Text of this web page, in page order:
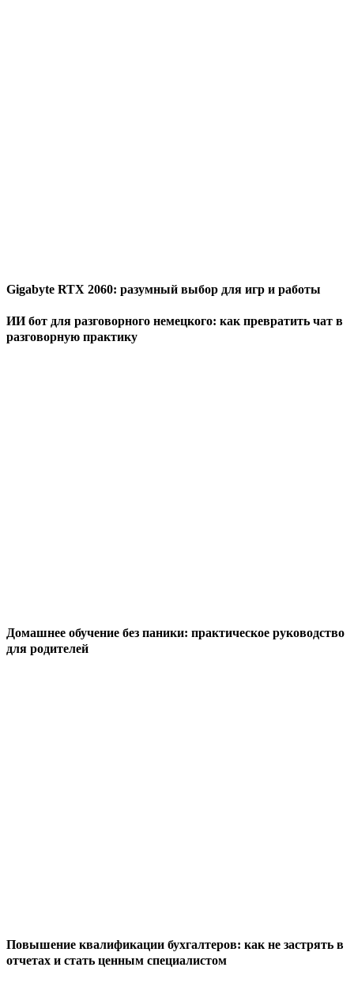
Gigabyte RTX 2060: разумный выбор для игр и работы
ИИ бот для разговорного немецкого: как превратить чат в
разговорную практику
Домашнее обучение без паники: практическое руководство
для родителей
Повышение квалификации бухгалтеров: как не застрять в
отчетах и стать ценным специалистом